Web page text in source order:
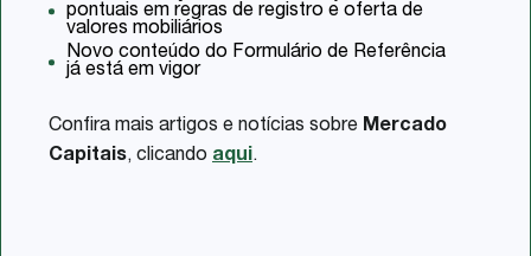
pontuais em regras de registro e oferta de
valores mobiliários
Novo conteúdo do Formulário de Referência
já está em vigor
Confira mais artigos e notícias sobre Mercado
Capitais, clicando aqui.